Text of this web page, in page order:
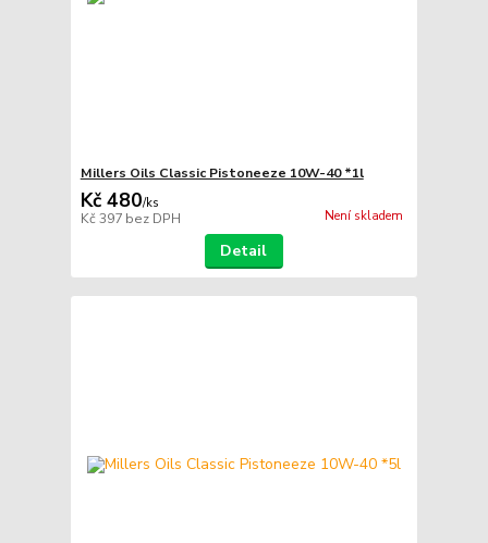
Millers Oils Classic Pistoneeze 10W-40 *1l
Kč 480/ks
Kč 397 bez DPH Není skladem
Detail